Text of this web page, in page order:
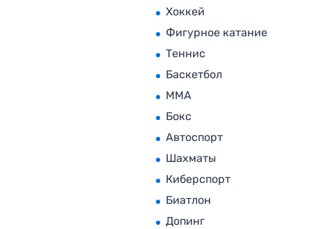
Хоккей
Фигурное катание
Теннис
Баскетбол
MMA
Бокс
Автоспорт
Шахматы
Киберспорт
Биатлон
Допинг